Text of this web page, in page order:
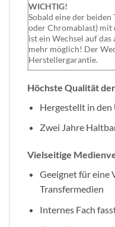
WICHTIG!
Sobald eine der
oder Chromablast) mit
ist ein Wechsel auf
mehr möglich! Der
Herstellergarantie.
Höchste Qualität
Hergestellt in den
Zwei Jahre
Vielseitige
Geeignet für eine
Transfermedien
Internes Fach